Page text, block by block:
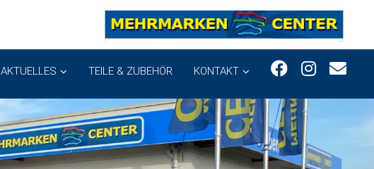
AKTUELLES TEILE & ZUBEHÖR KONTAKT